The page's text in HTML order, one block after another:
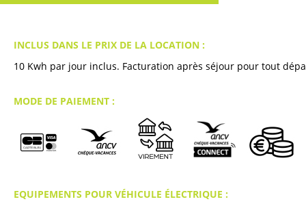
INCLUS DANS LE PRIX DE LA LOCATION :
10 Kwh par jour inclus. Facturation après séjour pour tout
MODE DE PAIEMENT :
EQUIPEMENTS POUR VÉHICULE ÉLECTRIQUE :